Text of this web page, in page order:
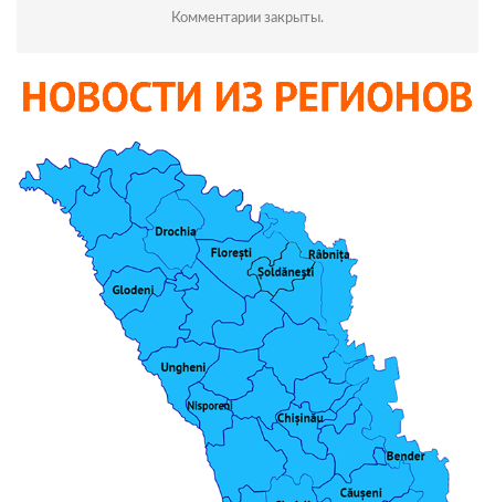
Комментарии закрыты.